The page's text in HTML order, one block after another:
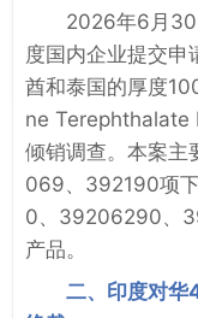
2026年6月30
度国内企业提交申
酋和泰国的厚度
ne Terephthalate
倾销调查。本案
069、392190项
0、39206290、
产品。
二、印度对华